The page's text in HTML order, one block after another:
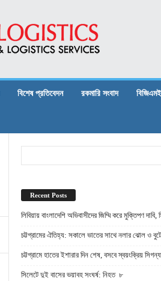
বিশেষ প্রতিবেদন রকমারি সংবাদ
Recent Posts
লিবিয়ায় বাংলাদেশি অভিবাসীদের জিম্মি করে মুক্তিপণ দাবি,
চট্টগ্রামের ঐতিহ্য: সকালে ভাতের সাথে নলার ঝোল ও
চট্টগ্রামে হাতের ইশারার দিন শেষ, বসবে স্বয়ংক্রিয়
সিলেটে দুই বাসের ভয়াবহ সংঘর্ষ: নিহত ৮